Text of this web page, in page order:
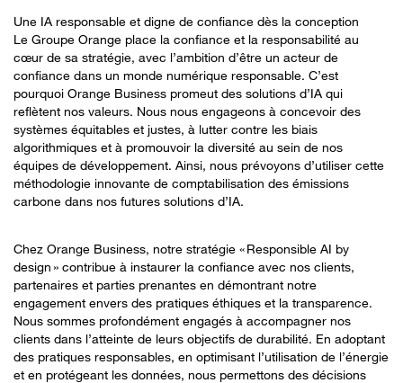
Une IA responsable et digne de confiance dès la conception
Le Groupe Orange place la confiance et la responsabilité au
cœur de sa stratégie, avec l’ambition d’être un acteur de
confiance dans un monde numérique responsable. C’est
pourquoi Orange Business promeut des solutions d’IA qui
reflètent nos valeurs. Nous nous engageons à concevoir des
systèmes équitables et justes, à lutter contre les biais
algorithmiques et à promouvoir la diversité au sein de nos
équipes de développement. Ainsi, nous prévoyons d’utiliser cette
méthodologie innovante de comptabilisation des émissions
carbone dans nos futures solutions d’IA.
Chez Orange Business, notre stratégie « Responsible AI by
design » contribue à instaurer la confiance avec nos clients,
partenaires et parties prenantes en démontrant notre
engagement envers des pratiques éthiques et la transparence.
Nous sommes profondément engagés à accompagner nos
clients dans l’atteinte de leurs objectifs de durabilité. En adoptant
des pratiques responsables, en optimisant l’utilisation de l’énergie
et en protégeant les données, nous permettons des décisions